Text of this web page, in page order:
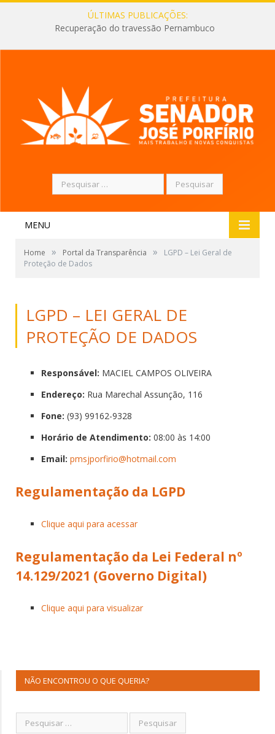
ÚLTIMAS PUBLICAÇÕES:
Recuperação do travessão Pernambuco
Pesquisar
por:
MENU
Home » Portal da Transparência »
LGPD – Lei Geral de
Proteção de Dados
LGPD – LEI GERAL DE
PROTEÇÃO DE DADOS
Responsável: MACIEL CAMPOS OLIVEIRA
Endereço: Rua Marechal Assunção, 116
Fone: (93) 99162-9328
Horário de Atendimento: 08:00 às 14:00
Email: pmsjporfirio@hotmail.com
Regulamentação da LGPD
Clique aqui para acessar
Regulamentação da Lei Federal nº
14.129/2021 (Governo Digital)
Clique aqui para visualizar
NÃO ENCONTROU O QUE QUERIA?